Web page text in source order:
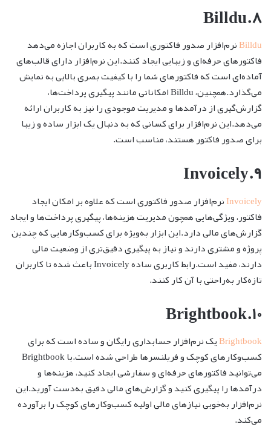
۸.Billdu
Billduنرم‌افزار صدور فاکتوری است که به کاربران اجازه می‌دهد
فاکتورهای حرفه‌ای و زیبایی ایجاد کنند.این نرم‌افزار دارای قالب‌های
آماده‌ای است که فاکتورهای شما را با کیفیت بصری بالایی به نمایش
می‌گذارد.همچنین، Billdu امکاناتی مانند پیگیری پرداخت‌ها،
گزارش‌گیری از درآمدها و مدیریت موجودی را نیز به کاربران ارائه
می‌دهد.این نرم‌افزار برای کسانی که به دنبال یک ابزار ساده و زیبا
برای صدور فاکتور هستند، مناسب است.
۹.Invoicely
Invoicelyنرم‌افزار صدور فاکتوری است که علاوه بر امکان ایجاد
فاکتور، ویژگی‌هایی همچون مدیریت هزینه‌ها، پیگیری پرداخت‌ها و ایجاد
گزارش‌های مالی دارد.این ابزار به‌ویژه برای کسب‌وکارهایی که چندین
پروژه و مشتری دارند و نیاز به پیگیری دقیق‌تری از وضعیت مالی
دارند، مفید است.رابط کاربری ساده Invoicely باعث شده تا کاربران
تازه‌کار به‌راحتی با آن کار کنند.
۱۰.Brightbook
Brightbookیک نرم‌افزار حسابداری رایگان و ساده است که برای
کسب‌وکارهای کوچک و فریلنسرها طراحی شده است.با Brightbook
می‌توانید فاکتورهای حرفه‌ای و سفارشی ایجاد کنید، هزینه‌ها و
درآمدها را پیگیری کنید و گزارش‌های مالی دقیق به‌دست آورید.این
نرم‌افزار به‌خوبی نیازهای مالی اولیه کسب‌وکارهای کوچک را برآورده
می‌کند.